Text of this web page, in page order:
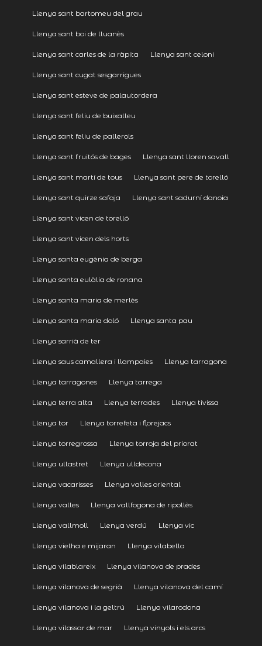
Llenya sant bartomeu del grau
Llenya sant boi de lluanès
Llenya sant carles de la ràpita Llenya sant celoni
Llenya sant cugat sesgarrigues
Llenya sant esteve de palautordera
Llenya sant feliu de buixalleu
Llenya sant feliu de pallerols
Llenya sant fruitós de bages Llenya sant lloren savall
Llenya sant martí de tous Llenya sant pere de torelló
Llenya sant quirze safaja Llenya sant sadurní danoia
Llenya sant vicen de torelló
Llenya sant vicen dels horts
Llenya santa eugènia de berga
Llenya santa eulàlia de ronana
Llenya santa maria de merlès
Llenya santa maria doló Llenya santa pau
Llenya sarrià de ter
Llenya saus camallera i llampaies Llenya tarragona
Llenya tarragones Llenya tarrega
Llenya terra alta Llenya terrades Llenya tivissa
Llenya tor Llenya torrefeta i florejacs
Llenya torregrossa Llenya torroja del priorat
Llenya ullastret Llenya ulldecona
Llenya vacarisses Llenya valles oriental
Llenya valles Llenya vallfogona de ripollès
Llenya vallmoll Llenya verdú Llenya vic
Llenya vielha e mijaran Llenya vilabella
Llenya vilablareix Llenya vilanova de prades
Llenya vilanova de segrià Llenya vilanova del camí
Llenya vilanova i la geltrú Llenya vilarodona
Llenya vilassar de mar Llenya vinyols i els arcs